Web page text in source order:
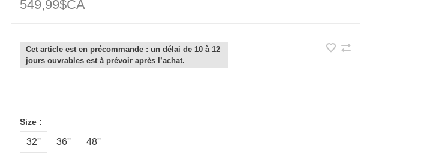
549,99$CA
Cet article est en précommande : un délai de 10 à 12
jours ouvrables est à prévoir après l’achat.
Size :
32'' 36'' 48''